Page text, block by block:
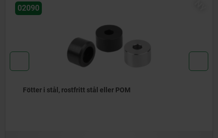
06855
Fyr-stjärnvred, platta